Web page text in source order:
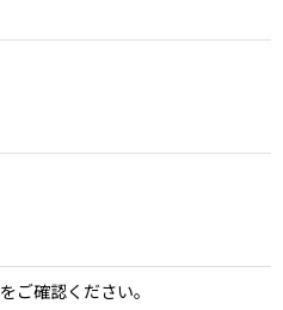
をご確認ください。